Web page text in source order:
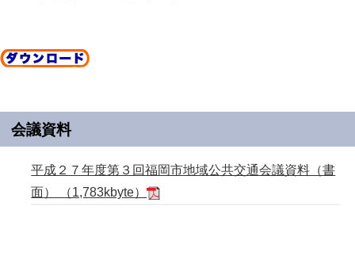
会議資料
平成２７年度第３回福岡市地域公共交通会議資料（書
面） （1,783kbyte）